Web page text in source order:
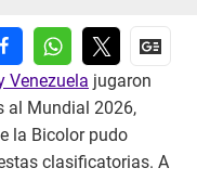
Venezuela jugaron
al Mundial 2026,
la Bicolor pudo
clasificatorias. A